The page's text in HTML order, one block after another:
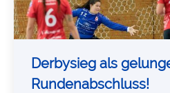
Derbysieg als
Rundenabschluss!